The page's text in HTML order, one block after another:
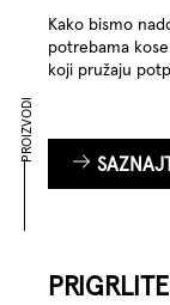
Kako bismo
potrebama
koji pružaju
PROIZVODI